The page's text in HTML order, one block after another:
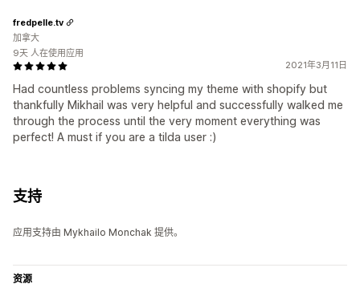
2021年3月11日
Had countless problems syncing my theme with shopify but
thankfully Mikhail was very helpful and successfully walked me
through the process until the very moment everything was
perfect! A must if you are a tilda user :)
fredpelle.tv
加拿大
9天 人在使用应用
支持
应用支持由 Mykhailo Monchak 提供。
资源